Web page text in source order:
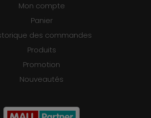
Mon compte
Panier
des commandes
Produits
Promotion
Nouveautés